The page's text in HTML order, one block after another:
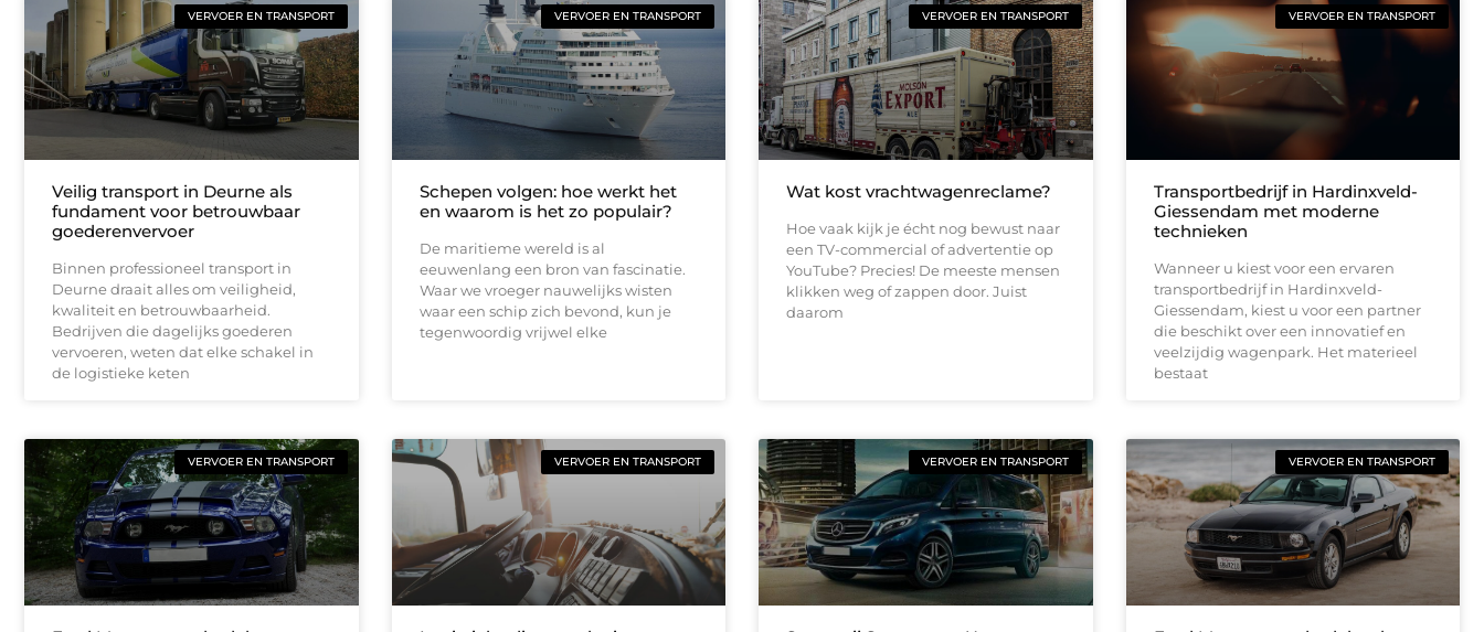
VERVOER EN TRANSPORT
Veilig transport in Deurne als
fundament voor betrouwbaar
goederenvervoer
Binnen professioneel transport in
Deurne draait alles om veiligheid,
kwaliteit en betrouwbaarheid.
Bedrijven die dagelijks goederen
vervoeren, weten dat elke schakel in
de logistieke keten
VERVOER EN TRANSPORT
Schepen volgen: hoe werkt het
en waarom is het zo populair?
De maritieme wereld is al
eeuwenlang een bron van fascinatie.
Waar we vroeger nauwelijks wisten
waar een schip zich bevond, kun je
tegenwoordig vrijwel elke
VERVOER EN TRANSPORT
Wat kost vrachtwagenreclame?
Hoe vaak kijk je écht nog bewust naar
een TV-commercial of advertentie op
YouTube? Precies! De meeste mensen
klikken weg of zappen door. Juist
daarom
VERVOER EN TRANSPORT
Transportbedrijf in Hardinxveld-
Giessendam met moderne
technieken
Wanneer u kiest voor een ervaren
transportbedrijf in Hardinxveld-
Giessendam, kiest u voor een partner
die beschikt over een innovatief en
veelzijdig wagenpark. Het materieel
bestaat
VERVOER EN TRANSPORT VERVOER EN TRANSPORT VERVOER EN TRANSPORT VERVOER EN TRANSPORT